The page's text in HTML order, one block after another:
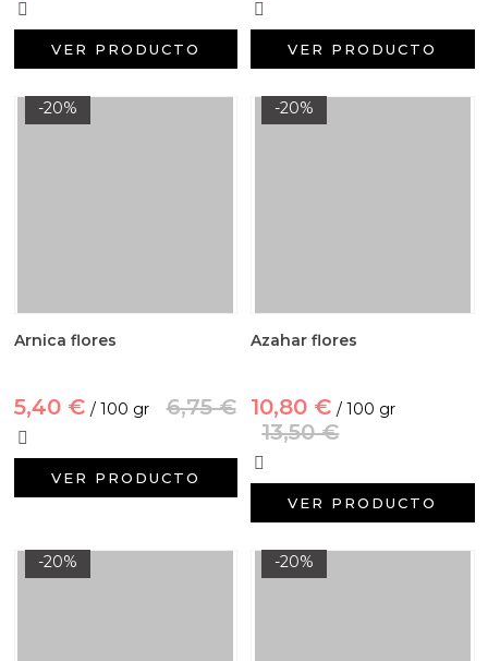
VER PRODUCTO VER PRODUCTO
-20%
Arnica flores
5,40 € / 100 gr 6,75 €
VER PRODUCTO
-20%
Azahar flores
10,80 € / 100 gr
13,50 €
VER PRODUCTO
-20% -20%